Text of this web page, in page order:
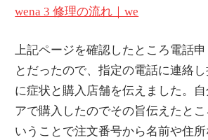
wena 3 修理の流れ｜we
上記ページを確認したところ電話
とだったので、指定の電話に連絡
に症状と購入店舗を伝えました。
アで購入したのでその旨伝えたと
いうことで注文番号から名前や住